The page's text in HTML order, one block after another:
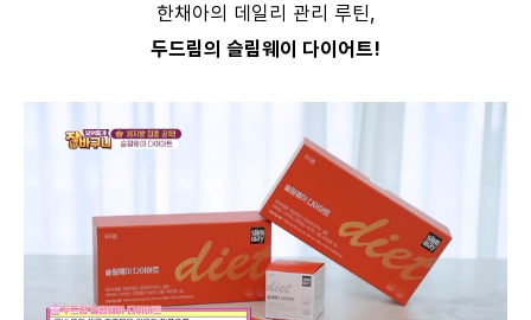
한채아의 데일리 관리 루틴,
두드림의 슬림웨이 다이어트!